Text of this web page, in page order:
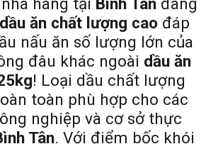
hàng tại Bình Tânđang
dầu ăn chất lượng caođáp
nấu ăn số lượng lớn của
đâu khác ngoài dầu ăn
! Loại dầu chất lượng
toàn phù hợp cho các
nghiệp và cơ sở thực
Tân. Với điểm bốc khói